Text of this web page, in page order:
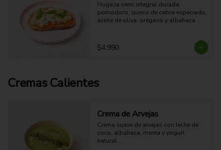
Hogaza semi integral dorada,
pomodoro, queso de cabra especiado,
aceite de oliva, orégano y albahaca
35g grasa - 4g Fibra - 510 Kcal
$4.990
Cremas Calientes
Crema de Arvejas
Crema suave de arvejas con leche de
coco, albahaca, menta y yogurt
natural.